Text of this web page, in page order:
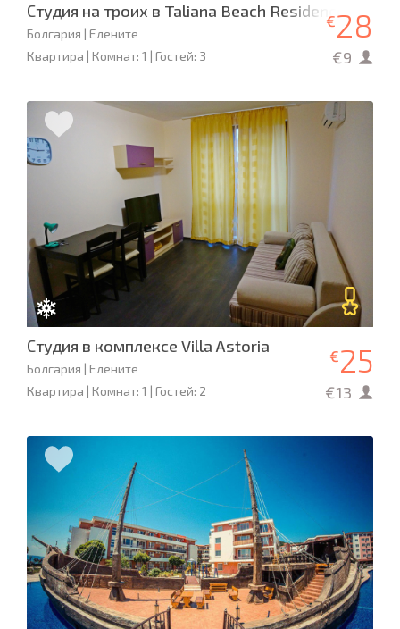
Студия на троих в Taliana Beach Residence
Болгария | Елените
Квартира | Комнат: 1 | Гостей: 3
€28
€9
Студия в комплексе Villa Astoria
Болгария | Елените
Квартира | Комнат: 1 | Гостей: 2
€25
€13